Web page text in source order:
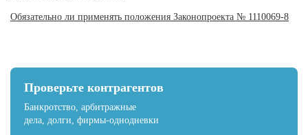
Проверьте контрагентов
Банкротство, арбитражные
дела, долги, фирмы-однодневки
Обязательно ли применять положения Законопроекта № 1110069-8